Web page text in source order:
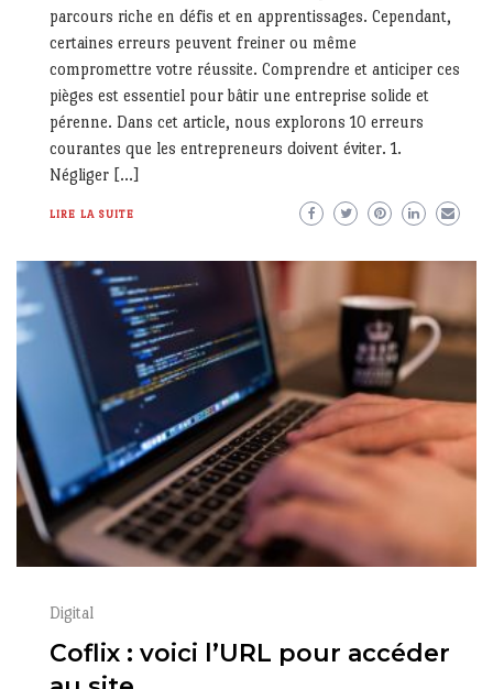
parcours riche en défis et en apprentissages. Cependant,
certaines erreurs peuvent freiner ou même
compromettre votre réussite. Comprendre et anticiper ces
pièges est essentiel pour bâtir une entreprise solide et
pérenne. Dans cet article, nous explorons 10 erreurs
courantes que les entrepreneurs doivent éviter. 1.
Négliger […]
LIRE LA SUITE
Digital
Coflix : voici l’URL pour accéder